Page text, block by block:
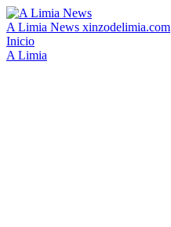
A Limia News xinzodelimia.com
Inicio
A Limia